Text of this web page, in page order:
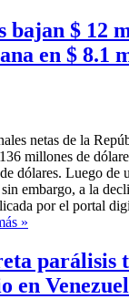
de
Venezuela
alcanzó
bajan $ 12
en $ 8.1
netas de la
millones de
dólares. Luego de
embargo, a la
por el portal
»
bajan
$
12
parálisis
en